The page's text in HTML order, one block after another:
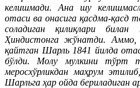
келишмади. Ана шу
отаси ва онасига қасдма-қасд
соладиган қилиқлари
Ҳиндистонга жўнатди.
қайтган Шарль 1841 йилда
бўлди. Молу мулкини тўрт
меросхўрликдан маҳрум
Шарльга ҳар ойда бериладиган